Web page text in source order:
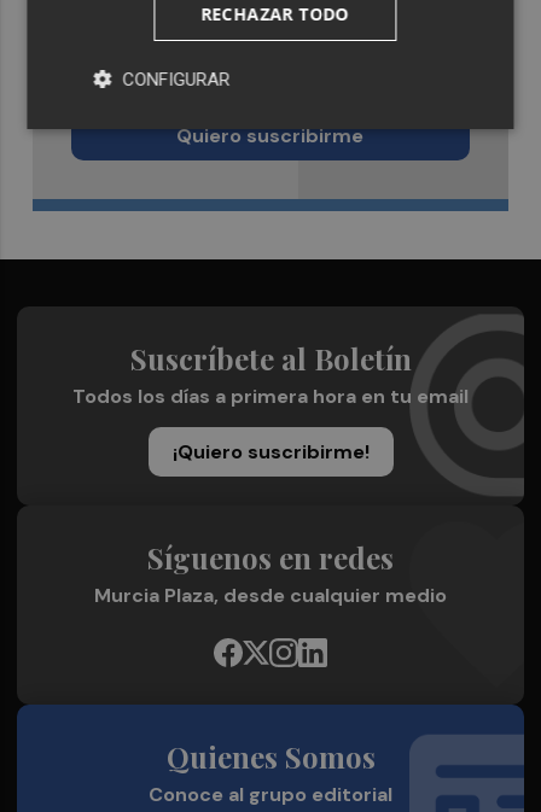
Recibe toda la actualidad de
Murcia Plaza en tu correo
Quiero suscribirme
Suscríbete al Boletín
Todos los días a primera hora en tu email
¡Quiero suscribirme!
Síguenos en redes
Murcia Plaza, desde cualquier medio
Quienes Somos
Conoce al grupo editorial
RECHAZAR TODO
CONFIGURAR